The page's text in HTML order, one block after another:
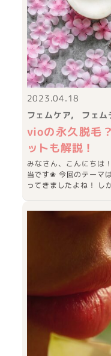
2023.04.18
フェムケア
フェム
vioの永久脱毛
ットも解説！
みなさん、こんにちは
当です❀ 今回のテーマ
ってきましたよね！ し